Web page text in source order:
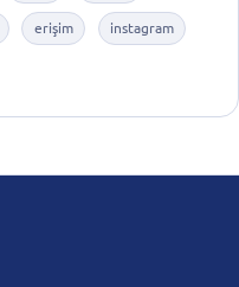
erişim instagram